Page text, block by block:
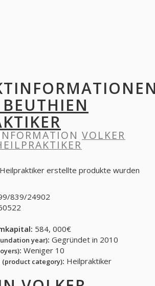
VOLKER
erstellte produkte wurden
839/24902
584, 000€
year): Gegründet in 2010
: Weniger 10
(product category): Heilpraktiker